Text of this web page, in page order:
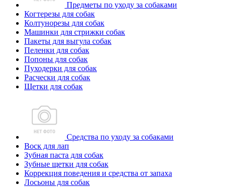
Предметы по уходу за собаками
Когтерезы для собак
Колтунорезы для собак
Машинки для стрижки собак
Пакеты для выгула собак
Пеленки для собак
Попоны для собак
Пуходерки для собак
Расчески для собак
Щетки для собак
Средства по уходу за собаками
Воск для лап
Зубная паста для собак
Зубные щетки для собак
Коррекция поведения и средства от запаха
Лосьоны для собак